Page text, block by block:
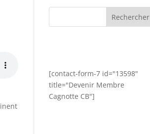
[contact-form-7 id="13598"
title="Devenir Membre
Cagnotte CB"]